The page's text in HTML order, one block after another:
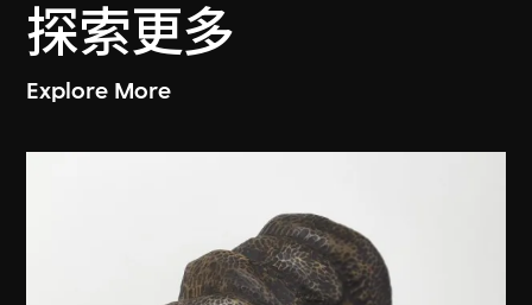
探索更多
Explore More